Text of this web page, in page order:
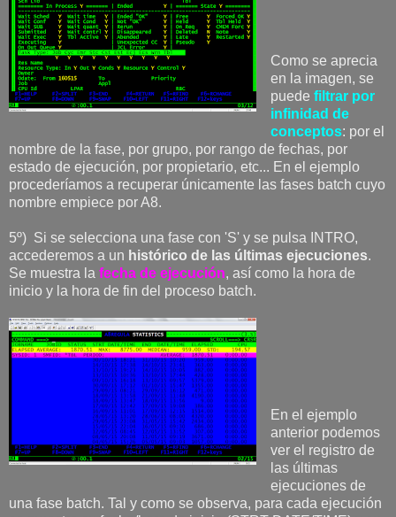
Como se aprecia
en la imagen, se
puede filtrar por
infinidad de
conceptos: por el
nombre de la fase, por grupo, por rango de fechas, por
estado de ejecución, por propietario, etc... En el ejemplo
procederíamos a recuperar únicamente las fases batch cuyo
nombre empiece por A8.
5º) Si se selecciona una fase con 'S' y se pulsa INTRO,
accederemos a un histórico de las últimas ejecuciones.
Se muestra la fecha de ejecución, así como la hora de
inicio y la hora de fin del proceso batch.
En el ejemplo
anterior podemos
ver el registro de
las últimas
ejecuciones de
una fase batch. Tal y como se observa, para cada ejecución